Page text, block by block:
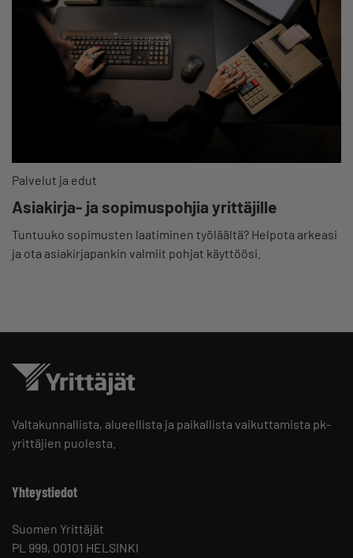
Palvelut ja edut
Asiakirja- ja sopimuspohjia yrittäjille
Tuntuuko sopimusten laatiminen työläältä? Helpota arkeasi
ja ota asiakirjapankin valmiit pohjat käyttöösi.
Valtakunnallista, alueellista ja paikallista vaikuttamista pk-
yrittäjien puolesta.
Yhteystiedot
Suomen Yrittäjät
PL 999, 00101 HELSINKI